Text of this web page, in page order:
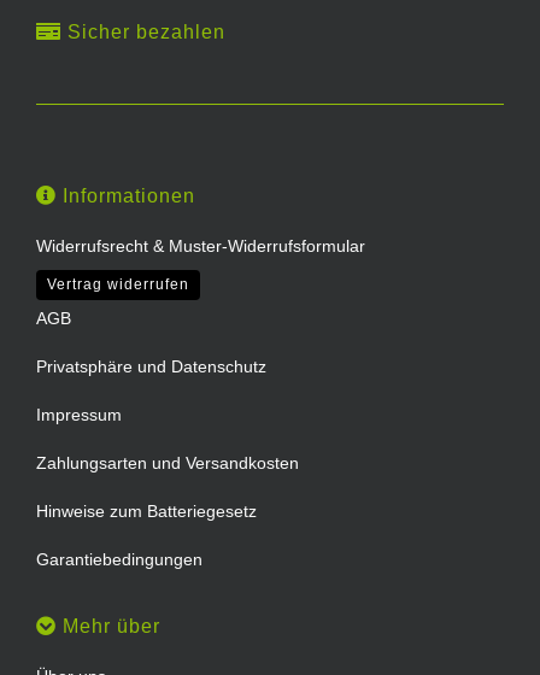
Sicher bezahlen
Informationen
Widerrufsrecht & Muster-Widerrufsformular
Vertrag widerrufen
AGB
Privatsphäre und Datenschutz
Impressum
Zahlungsarten und Versandkosten
Hinweise zum Batteriegesetz
Garantiebedingungen
Mehr über